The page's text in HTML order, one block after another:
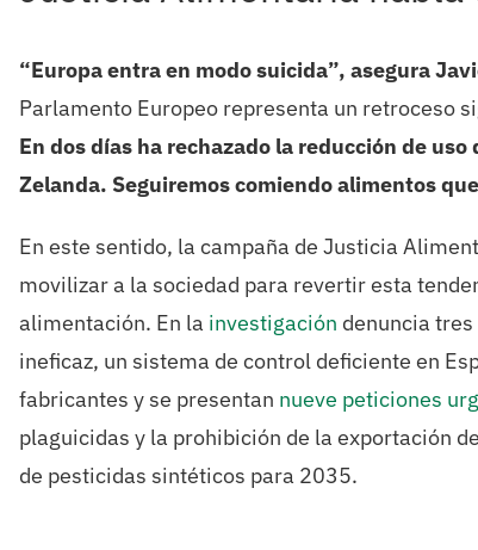
“Europa entra en modo suicida”, asegura
Parlamento Europeo representa un retroceso
En dos días ha rechazado la reducción de
Zelanda. Seguiremos comiendo alimentos
En este sentido, la campaña de Justicia
movilizar a la sociedad para revertir esta
alimentación. En la investigación denuncia
ineficaz, un sistema de control deficiente en
fabricantes y se presentan nueve peticiones
plaguicidas y la prohibición de la exportación
de pesticidas sintéticos para 2035.